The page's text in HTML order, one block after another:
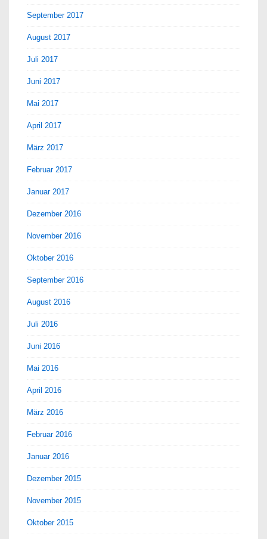
September 2017
August 2017
Juli 2017
Juni 2017
Mai 2017
April 2017
März 2017
Februar 2017
Januar 2017
Dezember 2016
November 2016
Oktober 2016
September 2016
August 2016
Juli 2016
Juni 2016
Mai 2016
April 2016
März 2016
Februar 2016
Januar 2016
Dezember 2015
November 2015
Oktober 2015